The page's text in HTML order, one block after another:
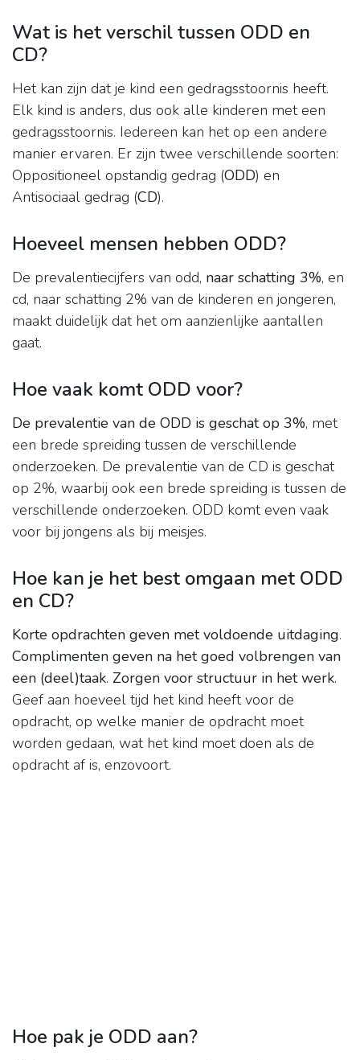
Wat is het verschil tussen ODD en
CD?
Het kan zijn dat je kind een gedragsstoornis heeft.
Elk kind is anders, dus ook alle kinderen met een
gedragsstoornis. Iedereen kan het op een andere
manier ervaren. Er zijn twee verschillende soorten:
Oppositioneel opstandig gedrag (ODD) en
Antisociaal gedrag (CD).
Hoeveel mensen hebben ODD?
De prevalentiecijfers van odd, naar schatting 3%, en
cd, naar schatting 2% van de kinderen en jongeren,
maakt duidelijk dat het om aanzienlijke aantallen
gaat.
Hoe vaak komt ODD voor?
De prevalentie van de ODD is geschat op 3%, met
een brede spreiding tussen de verschillende
onderzoeken. De prevalentie van de CD is geschat
op 2%, waarbij ook een brede spreiding is tussen de
verschillende onderzoeken. ODD komt even vaak
voor bij jongens als bij meisjes.
Hoe kan je het best omgaan met ODD
en CD?
Korte opdrachten geven met voldoende uitdaging.
Complimenten geven na het goed volbrengen van
een (deel)taak. Zorgen voor structuur in het werk.
Geef aan hoeveel tijd het kind heeft voor de
opdracht, op welke manier de opdracht moet
worden gedaan, wat het kind moet doen als de
opdracht af is, enzovoort.
Hoe pak je ODD aan?